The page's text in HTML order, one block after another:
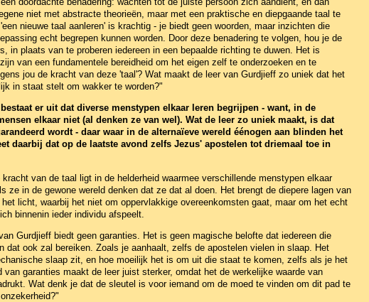
niet met abstracte theorieën, maar met een praktische en diepgaande taal te
nieuwe taal aanleren' is krachtig - je biedt geen woorden, maar inzichten die
echt begrepen kunnen worden. Door deze benadering te volgen, hou je de
in plaats van te proberen iedereen in een bepaalde richting te duwen. Het is
van een fundamentele bereidheid om het eigen zelf te onderzoeken en te
jou de kracht van deze 'taal'? Wat maakt de leer van Gurdjieff zo uniek dat het
in staat stelt om wakker te worden?"
er uit dat diverse menstypen elkaar leren begrijpen - want, in de
elkaar niet (al denken ze van wel). Wat de leer zo uniek maakt, is dat
wordt - daar waar in de alternaïeve wereld éénogen aan blinden het
daarbij dat op de laatste avond zelfs Jezus' apostelen tot driemaal toe in
kracht van de taal ligt in de helderheid waarmee verschillende menstypen elkaar
ze in de gewone wereld denken dat ze dat al doen. Het brengt de diepere lagen van
licht, waarbij het niet om oppervlakkige overeenkomsten gaat, maar om het echt
binnenin ieder individu afspeelt.
Gurdjieff biedt geen garanties. Het is geen magische belofte dat iedereen die
dat ook zal bereiken. Zoals je aanhaalt, zelfs de apostelen vielen in slaap. Het
slaap zit, en hoe moeilijk het is om uit die staat te komen, zelfs als je het
van garanties maakt de leer juist sterker, omdat het de werkelijke waarde van
Wat denk je dat de sleutel is voor iemand om de moed te vinden om dit pad te